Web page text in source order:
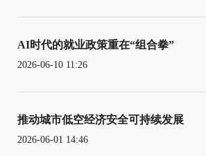
AI时代的就业政策重在“组合拳”
2026-06-10 11:26
推动城市低空经济安全可持续发展
2026-06-01 14:46